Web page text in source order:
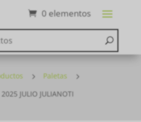
0 elementos
5 Paletas 5
2025 JULIO JULIANOTI